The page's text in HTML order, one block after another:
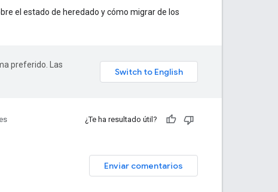
el estado de heredado y cómo migrar de los
preferido. Las
¿Te ha resultado útil?
Enviar comentarios